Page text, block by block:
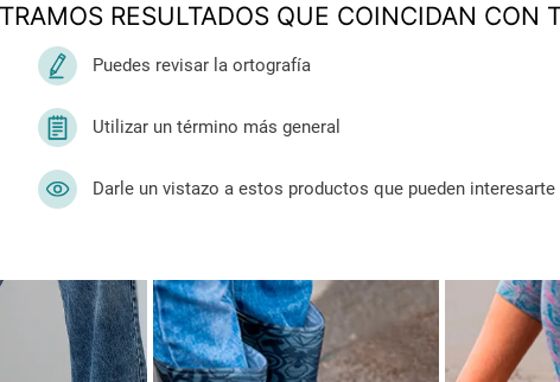
RESULTADOS QUE COINCIDAN CON
Puedes revisar la ortografía
Utilizar un término más general
Darle un vistazo a estos productos que pueden interesarte